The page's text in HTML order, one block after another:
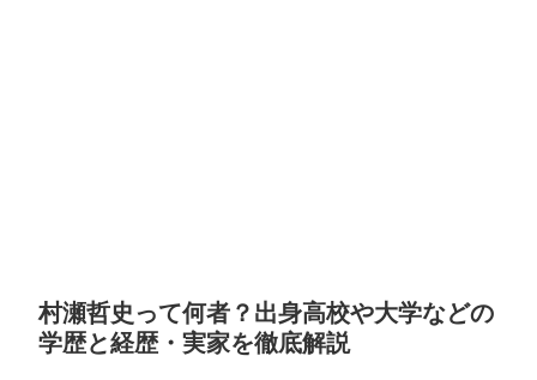
村瀬哲史って何者？出身高校や大学などの
学歴と経歴・実家を徹底解説